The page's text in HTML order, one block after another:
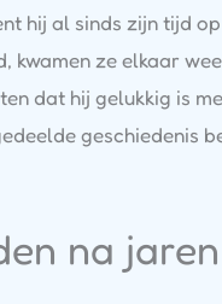
hij al sinds zijn tijd
kwamen ze elkaar
dat hij gelukkig is
geschiedenis
na jaren